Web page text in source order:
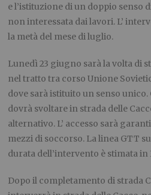
e l’istituzione di un doppio senso
non interessata dai lavori. L’
la metà del mese di luglio.
Lunedì 23 giugno sarà la volta di
nel tratto tra corso Unione
dove sarà istituito un senso
dovrà svoltare in strada delle
alternativo. L’ accesso sarà
mezzi di soccorso. La linea GTT
durata dell’intervento è stimata in
Dopo il completamento di strada